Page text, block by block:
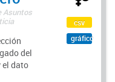
Asuntos
del
el dato
csv
gráfico